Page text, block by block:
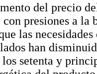
del precio
presiones a
las
han
setenta y